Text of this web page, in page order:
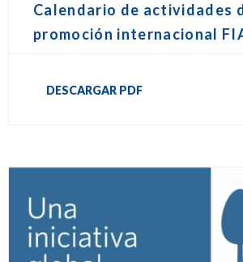
Calendario de actividades
promoción internacional
DESCARGAR PDF